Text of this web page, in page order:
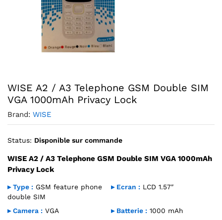
WISE A2 / A3 Telephone GSM Double SIM
VGA 1000mAh Privacy Lock
Brand: WISE
Status: Disponible sur commande
WISE A2 / A3 Telephone GSM Double SIM VGA 1000mAh
Privacy Lock
▸ Type : GSM feature phone
double SIM
▸ Ecran : LCD 1.57″
▸ Camera : VGA ▸ Batterie : 1000 mAh